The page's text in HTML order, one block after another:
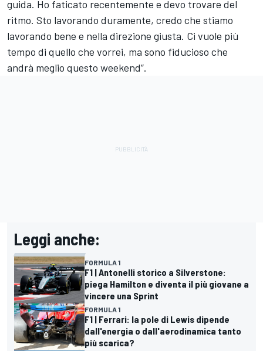
guida. Ho faticato recentemente e devo trovare del
ritmo. Sto lavorando duramente, credo che stiamo
lavorando bene e nella direzione giusta. Ci vuole più
tempo di quello che vorrei, ma sono fiducioso che
andrà meglio questo weekend”.
Leggi anche:
FORMULA 1
F1 | Antonelli storico a Silverstone:
piega Hamilton e diventa il più giovane a
vincere una Sprint
FORMULA 1
F1 | Ferrari: la pole di Lewis dipende
dall'energia o dall'aerodinamica tanto
più scarica?